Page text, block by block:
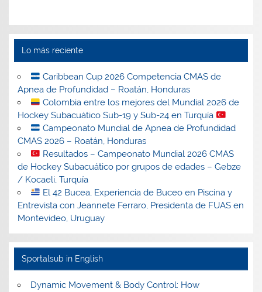
Lo más reciente
Caribbean Cup 2026 Competencia CMAS de
Apnea de Profundidad – Roatán, Honduras
Colombia entre los mejores del Mundial 2026 de
Hockey Subacuático Sub-19 y Sub-24 en Turquía
Campeonato Mundial de Apnea de Profundidad
CMAS 2026 – Roatán, Honduras
Resultados – Campeonato Mundial 2026 CMAS
de Hockey Subacuático por grupos de edades – Gebze
/ Kocaeli, Turquía
El 42 Bucea, Experiencia de Buceo en Piscina y
Entrevista con Jeannete Ferraro, Presidenta de FUAS en
Montevideo, Uruguay
Sportalsub in English
Dynamic Movement & Body Control: How